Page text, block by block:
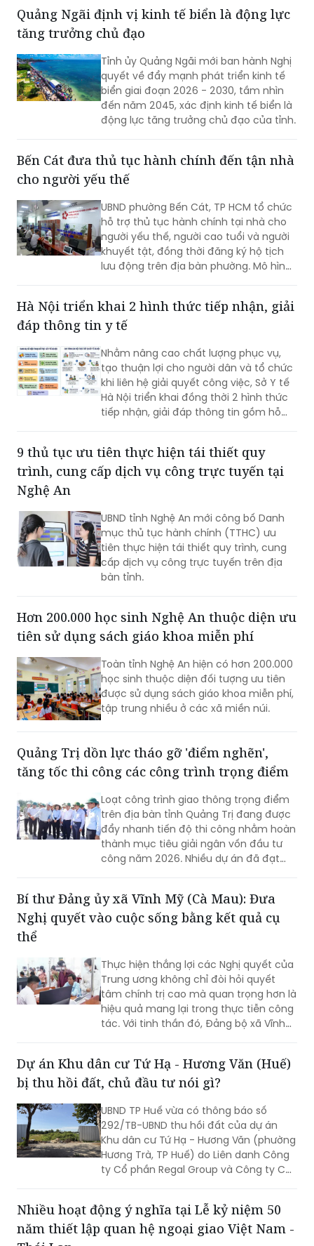
Quảng Ngãi định vị kinh tế biển là động lực
tăng trưởng chủ đạo
Tỉnh ủy Quảng Ngãi mới ban hành Nghị
quyết về đẩy mạnh phát triển kinh tế
biển giai đoạn 2026 - 2030, tầm nhìn
đến năm 2045, xác định kinh tế biển là
động lực tăng trưởng chủ đạo của tỉnh.
Bến Cát đưa thủ tục hành chính đến tận nhà
cho người yếu thế
UBND phường Bến Cát, TP HCM tổ chức
hỗ trợ thủ tục hành chính tại nhà cho
người yếu thế, người cao tuổi và người
khuyết tật, đồng thời đăng ký hộ tịch
lưu động trên địa bàn phường. Mô hình
Hà Nội triển khai 2 hình thức tiếp nhận, giải
đáp thông tin y tế
Nhằm nâng cao chất lượng phục vụ,
tạo thuận lợi cho người dân và tổ chức
khi liên hệ giải quyết công việc, Sở Y tế
Hà Nội triển khai đồng thời 2 hình thức
tiếp nhận, giải đáp thông tin gồm hỗ
9 thủ tục ưu tiên thực hiện tái thiết quy
trình, cung cấp dịch vụ công trực tuyến tại
Nghệ An
UBND tỉnh Nghệ An mới công bố Danh
mục thủ tục hành chính (TTHC) ưu
tiên thực hiện tái thiết quy trình, cung
cấp dịch vụ công trực tuyến trên địa
bàn tỉnh.
Hơn 200.000 học sinh Nghệ An thuộc diện ưu
tiên sử dụng sách giáo khoa miễn phí
Toàn tỉnh Nghệ An hiện có hơn 200.000
học sinh thuộc diện đối tượng ưu tiên
được sử dụng sách giáo khoa miễn phí,
tập trung nhiều ở các xã miền núi.
Quảng Trị dồn lực tháo gỡ 'điểm nghẽn',
tăng tốc thi công các công trình trọng điểm
Loạt công trình giao thông trọng điểm
trên địa bàn tỉnh Quảng Trị đang được
đẩy nhanh tiến độ thi công nhằm hoàn
thành mục tiêu giải ngân vốn đầu tư
công năm 2026. Nhiều dự án đã đạt
giải phóng mặt bằng vẫn là "nút thắt"
cần sớm tháo gỡ để bảo đảm tiến độ
Bí thư Đảng ủy xã Vĩnh Mỹ (Cà Mau): Đưa
Nghị quyết vào cuộc sống bằng kết quả cụ
thể
Thực hiện thắng lợi các Nghị quyết của
Trung ương không chỉ đòi hỏi quyết
tâm chính trị cao mà quan trọng hơn là
hiệu quả mang lại trong thực tiễn công
tác. Với tinh thần đó, Đảng bộ xã Vĩnh
đội ngũ cán bộ đủ phẩm chất, năng
lực, trách nhiệm, đưa các chủ trương
chuyển biến rõ nét trong phát triển kinh
tế - xã hội và nâng cao đời sống Nhân
dân.
Dự án Khu dân cư Tứ Hạ - Hương Văn (Huế)
bị thu hồi đất, chủ đầu tư nói gì?
UBND TP Huế vừa có thông báo số
292/TB-UBND thu hồi đất của dự án
Khu dân cư Tứ Hạ - Hương Văn (phường
Hương Trà, TP Huế) do Liên danh Công
ty Cổ phần Regal Group và Công ty Cổ
Nhiều hoạt động ý nghĩa tại Lễ kỷ niệm 50
năm thiết lập quan hệ ngoại giao Việt Nam -